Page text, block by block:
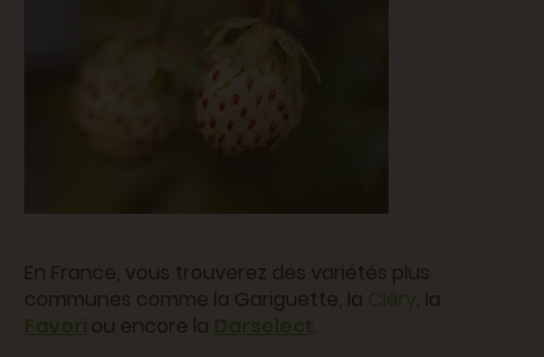
En France, vous trouverez des variétés plus
communes comme la Gariguette, la Cléry, la
Favori ou encore la Darselect.